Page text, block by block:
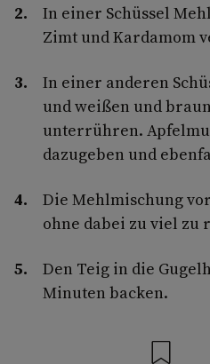
In einer Schüssel
Zimt und Kardamom
In einer anderen
und weißen und
unterrühren.
dazugeben und
Die Mehlmischung
ohne dabei zu viel zu
Den Teig in die
Minuten backen.